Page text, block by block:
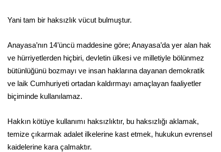
Yani tam bir haksızlık vücut bulmuştur.
Anayasa’nın 14’üncü maddesine göre; Anayasa’da yer alan hak
ve hürriyetlerden hiçbiri, devletin ülkesi ve milletiyle bölünmez
bütünlüğünü bozmayı ve insan haklarına dayanan demokratik
ve laik Cumhuriyeti ortadan kaldırmayı amaçlayan faaliyetler
biçiminde kullanılamaz.
Hakkın kötüye kullanımı haksızlıktır, bu haksızlığı aklamak,
temize çıkarmak adalet ilkelerine kast etmek, hukukun evrensel
kaidelerine kara çalmaktır.